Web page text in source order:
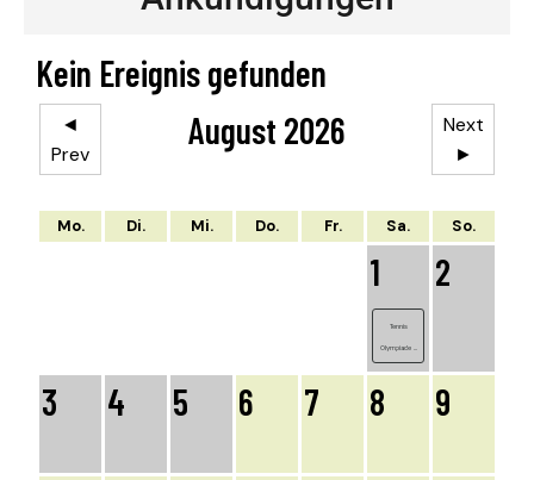
Kein Ereignis gefunden
◄
Prev
August 2026
Next
►
Mo. Di. Mi. Do. Fr. Sa. So.
1
Tennis
Olympiade ...
2
3 4 5 6 7 8 9